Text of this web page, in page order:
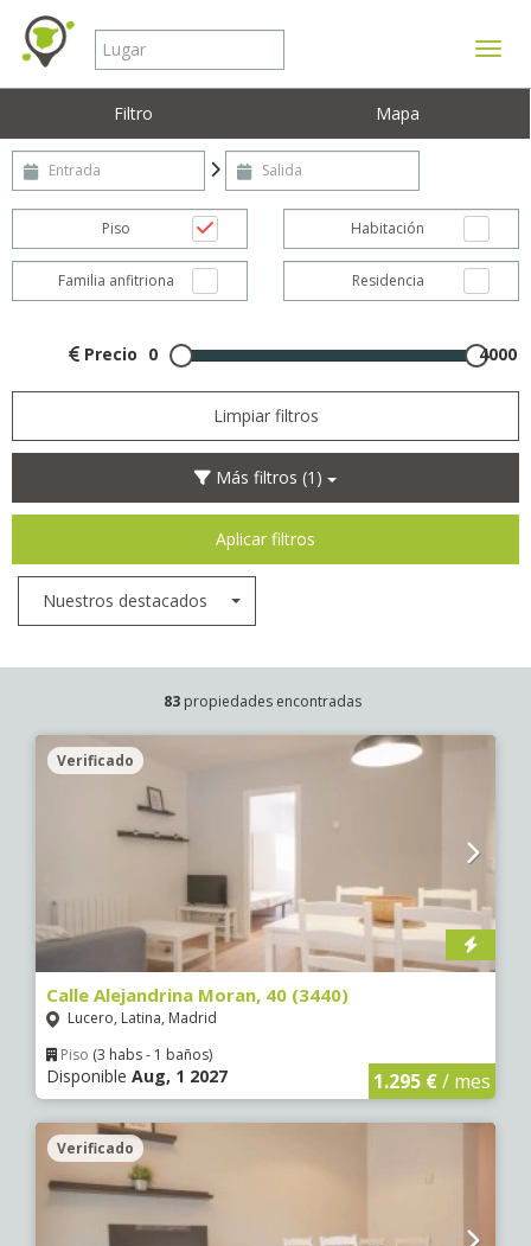
Filtro Mapa
Entrada Salida
Piso Habitación
Familia anfitriona Residencia
Precio 0 4000
Limpiar filtros
Más filtros (1)
Aplicar filtros
Nuestros destacados
83 propiedades encontradas
Verificado
Calle Alejandrina Moran, 40 (3440)
Lucero, Latina, Madrid
Piso (3 habs - 1 baños)
Disponible Aug, 1 2027 1.295 €/ mes
Verificado